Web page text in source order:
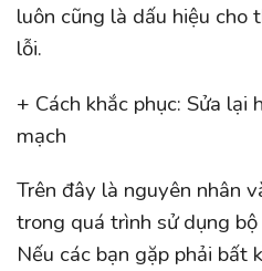
luôn cũng là dấu hiệu cho
lỗi.
+ Cách khắc phục: Sửa
mạch
Trên đây là nguyên nhân
trong quá trình sử dụng
Nếu các bạn gặp phải bất